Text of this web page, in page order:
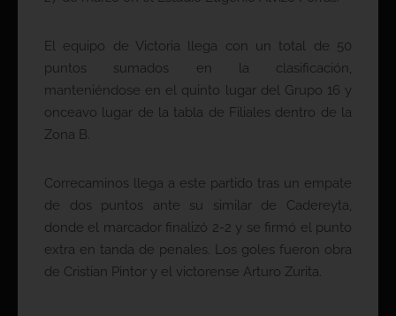
El equipo de Victoria llega con un total de 50
puntos sumados en la clasificación,
manteniéndose en el quinto lugar del Grupo 16 y
onceavo lugar de la tabla de Filiales dentro de la
Zona B.
Correcaminos llega a este partido tras un empate
de dos puntos ante su similar de Cadereyta,
donde el marcador finalizó 2-2 y se firmó el punto
extra en tanda de penales. Los goles fueron obra
de Cristian Pintor y el victorense Arturo Zurita.